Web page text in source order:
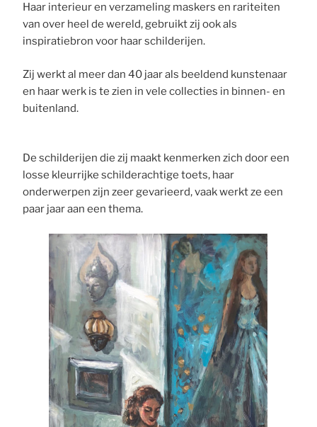
Haar interieur en verzameling maskers en rariteiten
van over heel de wereld, gebruikt zij ook als
inspiratiebron voor haar schilderijen.
Zij werkt al meer dan 40 jaar als beeldend kunstenaar
en haar werk is te zien in vele collecties in binnen- en
buitenland.
De schilderijen die zij maakt kenmerken zich door een
losse kleurrijke schilderachtige toets, haar
onderwerpen zijn zeer gevarieerd, vaak werkt ze een
paar jaar aan een thema.